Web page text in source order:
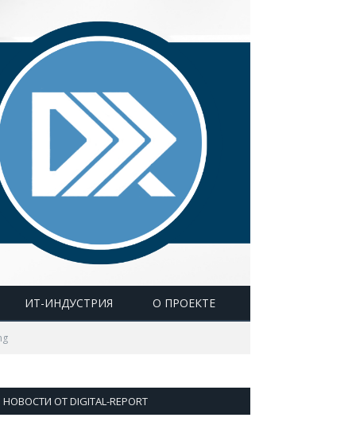
ИТ-ИНДУСТРИЯ О ПРОЕКТЕ
НОВОСТИ ОТ DIGITAL-REPORT